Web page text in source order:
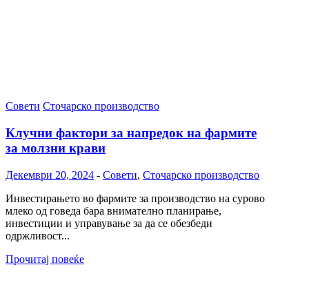
Совети Сточарско производство
Клучни фактори за напредок на фармите
за молзни крави
Декември 20, 2024 - Совети, Сточарско производство
Инвестирањето во фармите за производство на сурово
млеко од говеда бара внимателно планирање,
инвестиции и управување за да се обезбеди
одржливост...
Прочитај повеќе